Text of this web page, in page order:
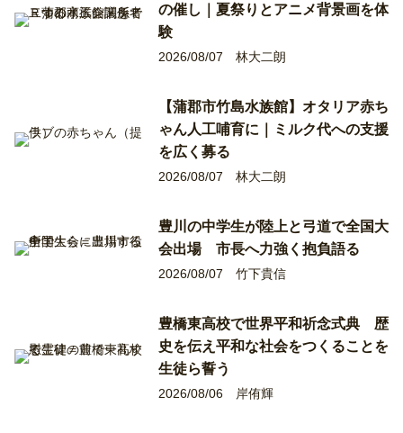
の催し｜夏祭りとアニメ背景画を体
験
2026/08/07 林大二朗
【蒲郡市竹島水族館】オタリア赤ち
ゃん人工哺育に｜ミルク代への支援
を広く募る
2026/08/07 林大二朗
豊川の中学生が陸上と弓道で全国大
会出場 市長へ力強く抱負語る
2026/08/07 竹下貴信
豊橋東高校で世界平和祈念式典 歴
史を伝え平和な社会をつくることを
生徒ら誓う
2026/08/06 岸侑輝